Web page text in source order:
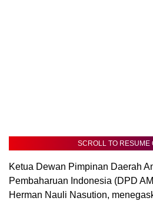
SCROLL TO RESUME
Ketua Dewan Pimpinan Daerah
Pembaharuan Indonesia (DPD
Herman Nauli Nasution,